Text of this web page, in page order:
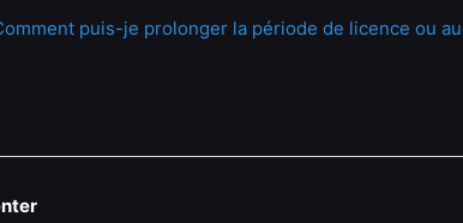
puis-je prolonger la période de licence ou